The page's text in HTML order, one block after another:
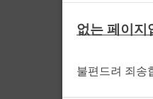
없는 페이지
불편드려 죄송